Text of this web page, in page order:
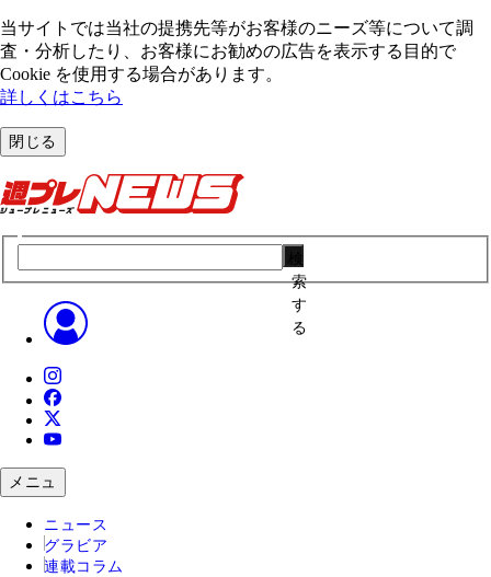
当サイトでは当社の提携先等がお客様のニーズ等について調
査・分析したり、お客様にお勧めの広告を表⽰する⽬的で
Cookie を使⽤する場合があります。
詳しくはこちら
閉じる
索
す
る
メニュ
ニュース
グラビア
連載コラム